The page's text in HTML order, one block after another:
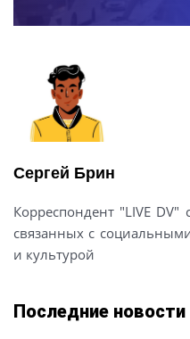
Сергей Брин
Корреспондент "LIVE DV"
связанных с
и культурой
Последние новости